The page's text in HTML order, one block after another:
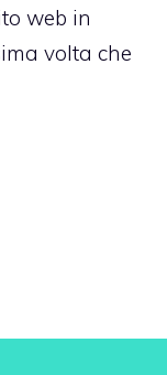
web in
volta che